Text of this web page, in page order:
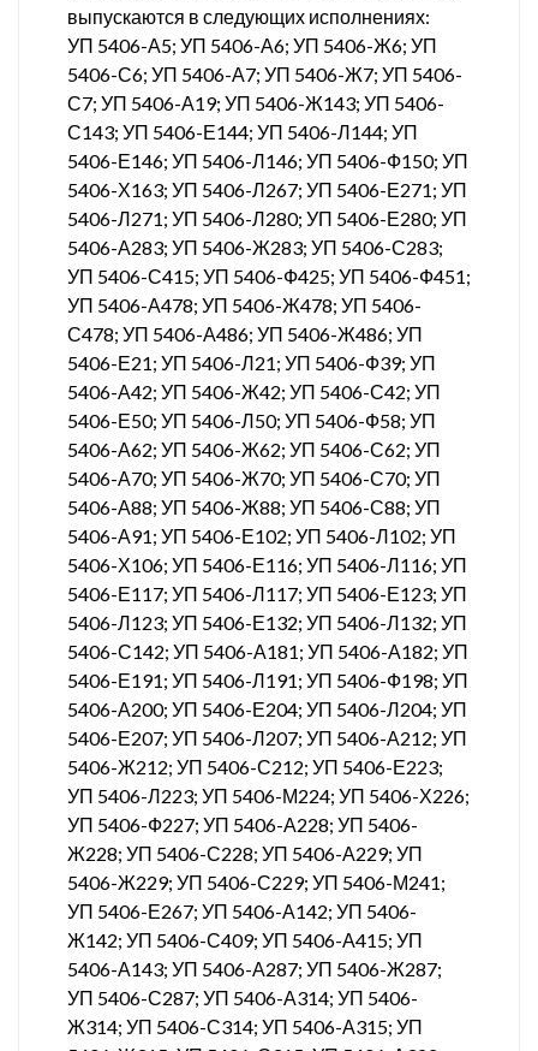
выпускаются в следующих исполнениях:
УП 5406-А5; УП 5406-А6; УП 5406-Ж6; УП
5406-С6; УП 5406-А7; УП 5406-Ж7; УП 5406-
С7; УП 5406-А19; УП 5406-Ж143; УП 5406-
С143; УП 5406-Е144; УП 5406-Л144; УП
5406-Е146; УП 5406-Л146; УП 5406-Ф150; УП
5406-Х163; УП 5406-Л267; УП 5406-Е271; УП
5406-Л271; УП 5406-Л280; УП 5406-Е280; УП
5406-А283; УП 5406-Ж283; УП 5406-С283;
УП 5406-С415; УП 5406-Ф425; УП 5406-Ф451;
УП 5406-А478; УП 5406-Ж478; УП 5406-
С478; УП 5406-А486; УП 5406-Ж486; УП
5406-Е21; УП 5406-Л21; УП 5406-Ф39; УП
5406-А42; УП 5406-Ж42; УП 5406-С42; УП
5406-Е50; УП 5406-Л50; УП 5406-Ф58; УП
5406-А62; УП 5406-Ж62; УП 5406-С62; УП
5406-А70; УП 5406-Ж70; УП 5406-С70; УП
5406-А88; УП 5406-Ж88; УП 5406-С88; УП
5406-А91; УП 5406-Е102; УП 5406-Л102; УП
5406-Х106; УП 5406-Е116; УП 5406-Л116; УП
5406-Е117; УП 5406-Л117; УП 5406-Е123; УП
5406-Л123; УП 5406-Е132; УП 5406-Л132; УП
5406-С142; УП 5406-А181; УП 5406-А182; УП
5406-Е191; УП 5406-Л191; УП 5406-Ф198; УП
5406-А200; УП 5406-Е204; УП 5406-Л204; УП
5406-Е207; УП 5406-Л207; УП 5406-А212; УП
5406-Ж212; УП 5406-С212; УП 5406-Е223;
УП 5406-Л223; УП 5406-М224; УП 5406-Х226;
УП 5406-Ф227; УП 5406-А228; УП 5406-
Ж228; УП 5406-С228; УП 5406-А229; УП
5406-Ж229; УП 5406-С229; УП 5406-М241;
УП 5406-Е267; УП 5406-А142; УП 5406-
Ж142; УП 5406-С409; УП 5406-А415; УП
5406-А143; УП 5406-А287; УП 5406-Ж287;
УП 5406-С287; УП 5406-А314; УП 5406-
Ж314; УП 5406-С314; УП 5406-А315; УП